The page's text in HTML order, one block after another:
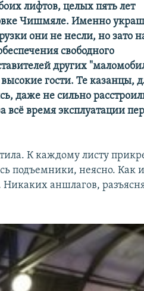
лифтов, целых пять лет
Чишмяле. Именно
они не несли, но зато
свободного
других
гости. Те казанцы,
даже не сильно
время эксплуатации
К каждому листу
подъемники, неясно. Как
Никаких аншлагов,